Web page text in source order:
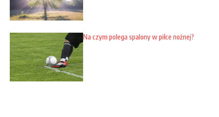
Na czym polega spalony w piłce nożnej?